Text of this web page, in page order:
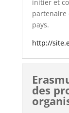
initier et
partenaire
pays.
http://
des